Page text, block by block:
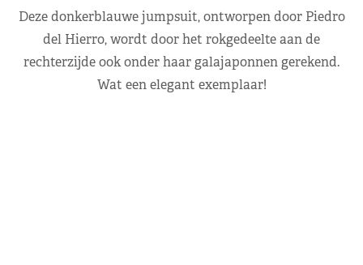
Deze donkerblauwe jumpsuit, ontworpen door Piedro
del Hierro, wordt door het rokgedeelte aan de
rechterzijde ook onder haar galajaponnen gerekend.
Wat een elegant exemplaar!